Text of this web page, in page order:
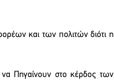
και των πολιτών διότι η
Πηγαίνουν στο κέρδος των